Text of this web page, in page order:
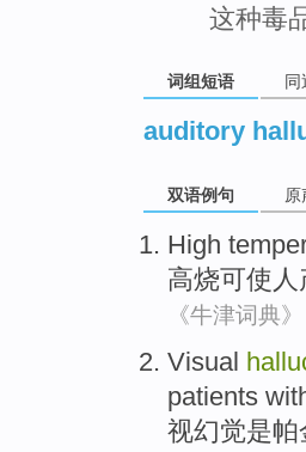
这种毒
词组短语 同
auditory
双语例句 原
High
高烧可使
《牛津词典》
Visual
patients
视幻觉是帕